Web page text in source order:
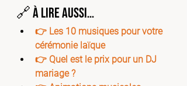
🔗 À lire aussi…
👉 Les 10 musiques pour votre
cérémonie laïque
👉 Quel est le prix pour un DJ
mariage ?